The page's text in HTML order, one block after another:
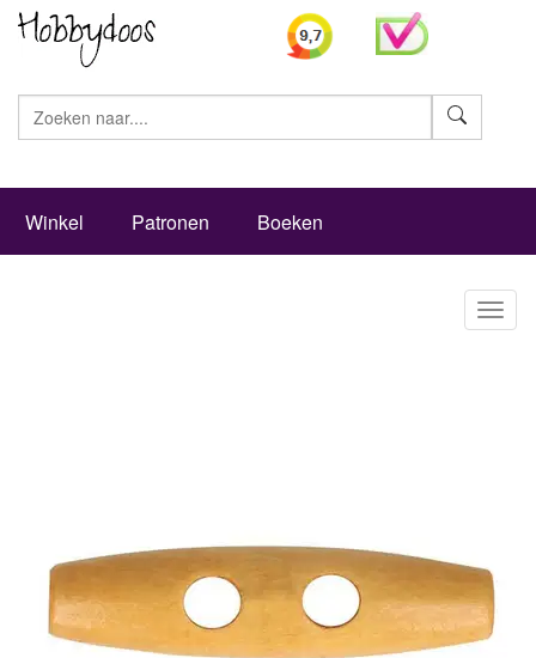
Winkel Patronen Boeken